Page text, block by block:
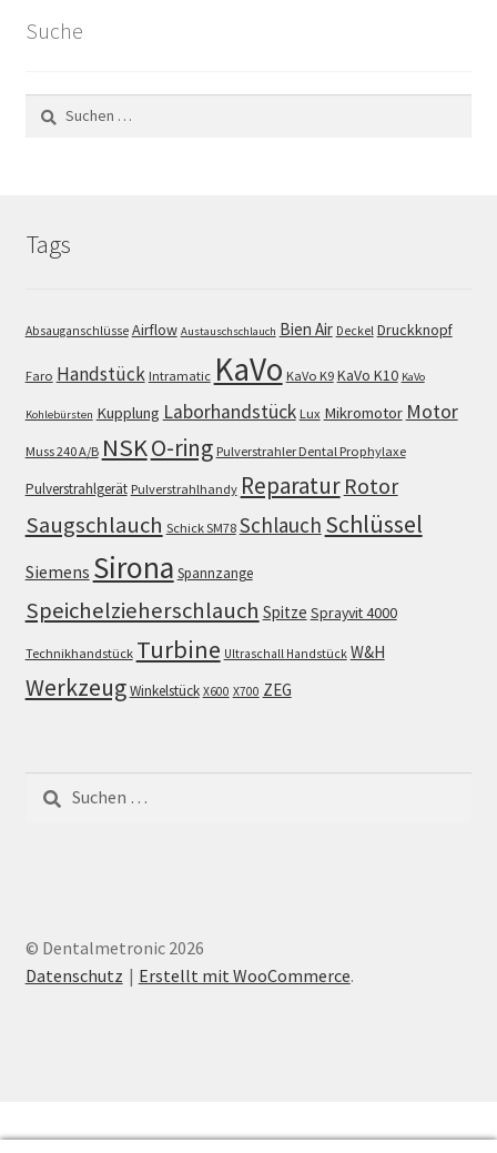
Suche
nach:
Tags
Absauganschlüsse Airflow Austauschschlauch Bien Air Deckel Druckknopf
Faro Handstück Intramatic KaVo KaVo K9 KaVo K10 KaVo
Kohlebürsten Kupplung Laborhandstück Lux Mikromotor Motor
Muss 240 A/B NSKO-ring Pulverstrahler Dental Prophylaxe
Pulverstrahlgerät Pulverstrahlhandy Reparatur Rotor
Saugschlauch Schick SM78 Schlauch Schlüssel
Siemens Sirona Spannzange
Speichelzieherschlauch Spitze Sprayvit 4000
Technikhandstück Turbine Ultraschall Handstück W&H
WerkzeugWinkelstück X600 X700 ZEG
Suchen
nach:
© Dentalmetronic 2026
Datenschutz
Erstellt mit WooCommerce.